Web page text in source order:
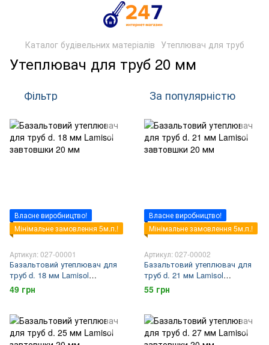
Каталог будівельних матеріалів Утеплювач для труб
Утеплювач для труб 20 мм
Фільтр За популярністю
Власне виробництво!
Мінімальне замовлення 5м.п.!
Артикул: 027-00001
Базальтовий утеплювач для
труб d. 18 мм Lamisol
завтовшки 20 мм
49 грн
Власне виробництво!
Мінімальне замовлення 5м.п.!
Артикул: 027-00002
Базальтовий утеплювач для
труб d. 21 мм Lamisol
завтовшки 20 мм
55 грн